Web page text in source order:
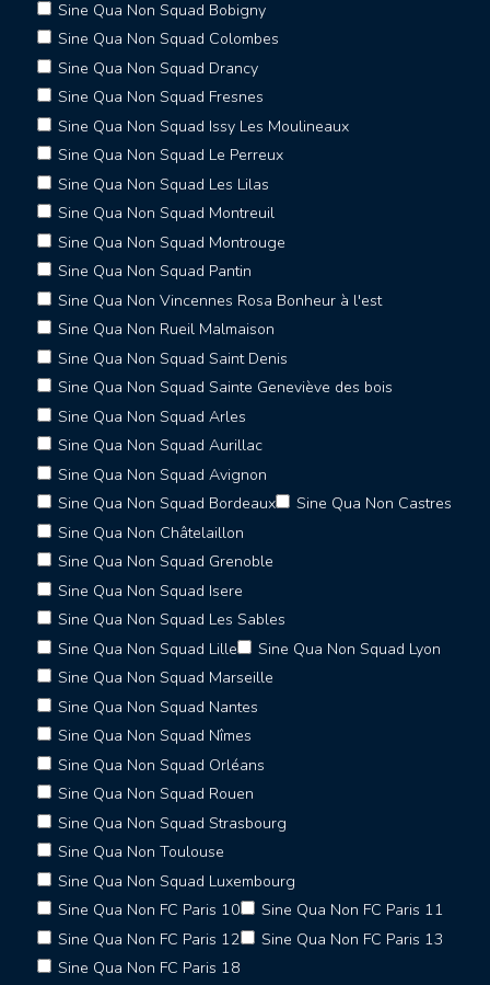
Sine Qua Non Squad Bobigny
Sine Qua Non Squad Colombes
Sine Qua Non Squad Drancy
Sine Qua Non Squad Fresnes
Sine Qua Non Squad Issy Les Moulineaux
Sine Qua Non Squad Le Perreux
Sine Qua Non Squad Les Lilas
Sine Qua Non Squad Montreuil
Sine Qua Non Squad Montrouge
Sine Qua Non Squad Pantin
Sine Qua Non Vincennes Rosa Bonheur à l'est
Sine Qua Non Rueil Malmaison
Sine Qua Non Squad Saint Denis
Sine Qua Non Squad Sainte Geneviève des bois
Sine Qua Non Squad Arles
Sine Qua Non Squad Aurillac
Sine Qua Non Squad Avignon
Sine Qua Non Squad Bordeaux
Sine Qua Non Castres
Sine Qua Non Châtelaillon
Sine Qua Non Squad Grenoble
Sine Qua Non Squad Isere
Sine Qua Non Squad Les Sables
Sine Qua Non Squad Lille
Sine Qua Non Squad Lyon
Sine Qua Non Squad Marseille
Sine Qua Non Squad Nantes
Sine Qua Non Squad Nîmes
Sine Qua Non Squad Orléans
Sine Qua Non Squad Rouen
Sine Qua Non Squad Strasbourg
Sine Qua Non Toulouse
Sine Qua Non Squad Luxembourg
Sine Qua Non FC Paris 10
Sine Qua Non FC Paris 11
Sine Qua Non FC Paris 12
Sine Qua Non FC Paris 13
Sine Qua Non FC Paris 18